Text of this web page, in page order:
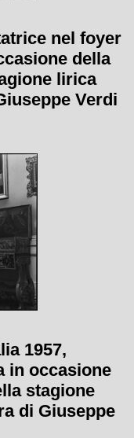
nel foyer
della
lirica
Verdi
la regia di
1957,
in occasione
stagione
di Giuseppe